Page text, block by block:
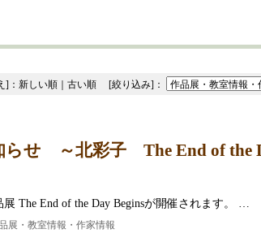
]： 新しい順 古い順 [絞り込み]：
らせ ～北彩子 The End of the
The End of the Day Beginsが開催されます。 …
展・教室情報・作家情報